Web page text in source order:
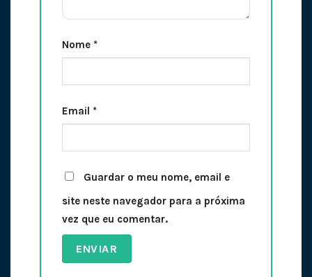
Nome *
Email *
Guardar o meu nome, email e
site neste navegador para a próxima
vez que eu comentar.